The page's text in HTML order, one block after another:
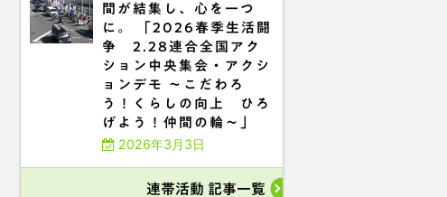
間が結集し、心を一つ
に。 「2026春季生活闘
争 2.28連合全国アク
ション中央集会・アクシ
ョンデモ ～こだわろ
う！くらしの向上 ひろ
げよう！仲間の輪～」
2026年3月3日
連帯活動 記事一覧